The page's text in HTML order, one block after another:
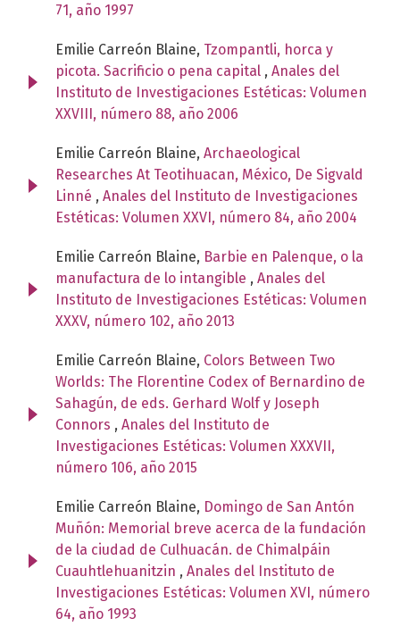
71, año 1997
Emilie Carreón Blaine, Tzompantli, horca y
picota. Sacrificio o pena capital , Anales del
Instituto de Investigaciones Estéticas: Volumen
XXVIII, número 88, año 2006
Emilie Carreón Blaine, Archaeological
Researches At Teotihuacan, México, De Sigvald
Linné , Anales del Instituto de Investigaciones
Estéticas: Volumen XXVI, número 84, año 2004
Emilie Carreón Blaine, Barbie en Palenque, o la
manufactura de lo intangible , Anales del
Instituto de Investigaciones Estéticas: Volumen
XXXV, número 102, año 2013
Emilie Carreón Blaine, Colors Between Two
Worlds: The Florentine Codex of Bernardino de
Sahagún, de eds. Gerhard Wolf y Joseph
Connors , Anales del Instituto de
Investigaciones Estéticas: Volumen XXXVII,
número 106, año 2015
Emilie Carreón Blaine, Domingo de San Antón
Muñón: Memorial breve acerca de la fundación
de la ciudad de Culhuacán. de Chimalpáin
Cuauhtlehuanitzin , Anales del Instituto de
Investigaciones Estéticas: Volumen XVI, número
64, año 1993